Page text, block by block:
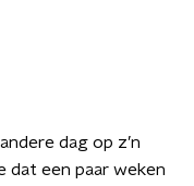
dag op z’n
dat een paar weken